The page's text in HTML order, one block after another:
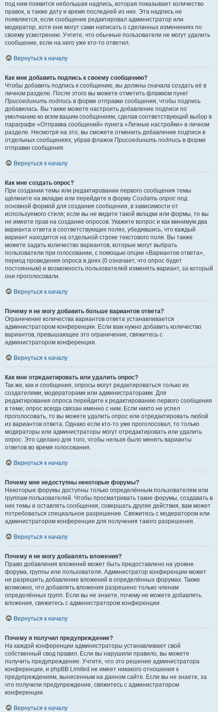
под ним появится небольшая надпись, которая показывает количество
правок, а также дату и время последней из них. Эта надпись не
появляется, если сообщение редактировал администратор или
модератор, хотя они могут сами написать о сделанных изменениях по
своему усмотрению. Учтите, что обычные пользователи не могут удалить
сообщение, если на него уже кто-то ответил.
Вернуться к началу
Как мне добавить подпись к своему сообщению?
Чтобы добавить подпись к сообщению, вы должны сначала создать её в
личном разделе. После этого вы можете отметить флажком пункт
Присоединить подпись в форме отправки сообщения, чтобы подпись
добавилась. Вы также можете настроить добавление подписи по
умолчанию ко всем вашим сообщениям, сделав соответствующий выбор в
параграфе «Отправка сообщений» пункта «Личные настройки» в личном
разделе. Несмотря на это, вы сможете отменить добавление подписи в
отдельных сообщениях, убрав флажок Присоединить подпись в форме
отправки сообщения.
Вернуться к началу
Как мне создать опрос?
При создании темы или редактировании первого сообщения темы
щёлкните на вкладке или перейдите в форму Создать опрос под
основной формой для создания сообщения, в зависимости от
используемого стиля; если вы не видите такой вкладки или формы, то вы
не имеете прав на создание опросов. Укажите вопрос и как минимум два
варианта ответа в соответствующих полях, убедившись, что каждый
вариант находится на отдельной строке текстового поля. Вы также
можете задать количество вариантов, которые могут выбрать
пользователи при голосовании, с помощью опции «Вариантов ответа»,
период проведения опроса в днях (0 означает, что опрос будет
постоянным) и возможность пользователей изменять вариант, за который
они проголосовали.
Вернуться к началу
Почему я не могу добавить больше вариантов ответа?
Ограничение количества вариантов ответа устанавливается
администратором конференции. Если вам нужно добавить количество
вариантов, превышающее это ограничение, свяжитесь с
администратором конференции.
Вернуться к началу
Как мне отредактировать или удалить опрос?
Так же, как и сообщения, опросы могут редактироваться только их
создателями, модераторами или администраторами. Для
редактирования опроса перейдите к редактированию первого сообщения
в теме; опрос всегда связан именно с ним. Если никто не успел
проголосовать, то вы можете удалить опрос или отредактировать любой
из вариантов ответа. Однако если кто-то уже проголосовал, то только
модераторы или администраторы могут отредактировать или удалить
опрос. Это сделано для того, чтобы нельзя было менять варианты
ответов во время голосования.
Вернуться к началу
Почему мне недоступны некоторые форумы?
Некоторые форумы доступны только определённым пользователям или
группам пользователей. Чтобы просматривать такие форумы, создавать в
них темы и оставлять сообщения, совершать другие действия, вам может
потребоваться специальное разрешение. Свяжитесь с модератором или
администратором конференции для получения такого разрешения.
Вернуться к началу
Почему я не могу добавлять вложения?
Право добавления вложений может быть предоставлено на уровне
форума, группы или пользователя. Администратор конференции может
не разрешить добавление вложений в определённых форумах. Также
возможно, что добавлять вложения разрешено только членам
определённых групп. Если вы не знаете, почему не можете добавлять
вложения, свяжитесь с администратором конференции.
Вернуться к началу
Почему я получил предупреждение?
На каждой конференции администраторы устанавливают свой
собственный свод правил. Если вы нарушили правило, вы можете
получить предупреждение. Учтите, что это решение администратора
конференции, и phpBB Limited не имеет никакого отношения к
предупреждениям, вынесенным на данном сайте. Если вы не знаете, за
что получили предупреждение, свяжитесь с администратором
конференции.
Вернуться к началу